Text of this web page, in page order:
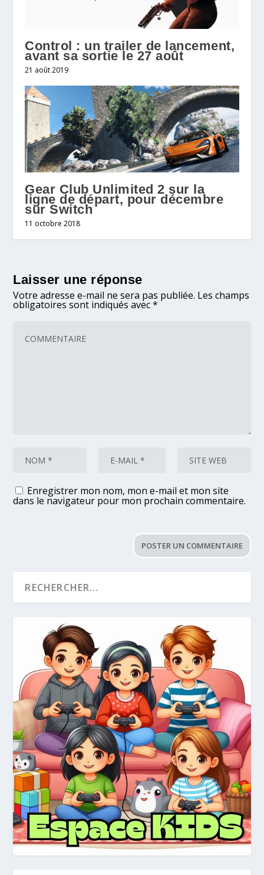
Control : un trailer de lancement,
avant sa sortie le 27 août
21 août 2019
Gear Club Unlimited 2 sur la
ligne de départ, pour décembre
sur Switch
11 octobre 2018
Laisser une réponse
Votre adresse e-mail ne sera pas publiée. Les champs
obligatoires sont indiqués avec*
Enregistrer mon nom, mon e-mail et mon site
dans le navigateur pour mon prochain commentaire.